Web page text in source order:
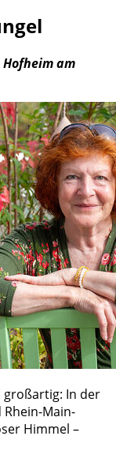
am
großartig: In der
Main-
Himmel –